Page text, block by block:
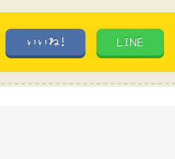
いいね! LINE